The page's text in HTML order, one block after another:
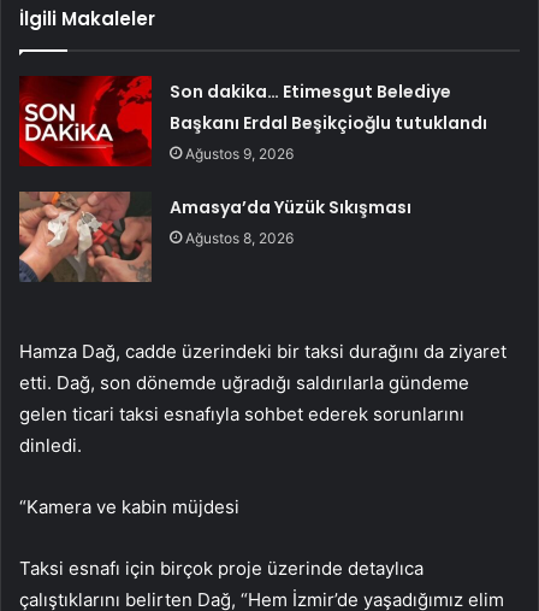
İlgili Makaleler
Son dakika… Etimesgut Belediye
Başkanı Erdal Beşikçioğlu tutuklandı
Ağustos 9, 2026
Amasya’da Yüzük Sıkışması
Ağustos 8, 2026
Hamza Dağ, cadde üzerindeki bir taksi durağını da ziyaret
etti. Dağ, son dönemde uğradığı saldırılarla gündeme
gelen ticari taksi esnafıyla sohbet ederek sorunlarını
dinledi.
“Kamera ve kabin müjdesi
Taksi esnafı için birçok proje üzerinde detaylıca
çalıştıklarını belirten Dağ, “Hem İzmir’de yaşadığımız elim